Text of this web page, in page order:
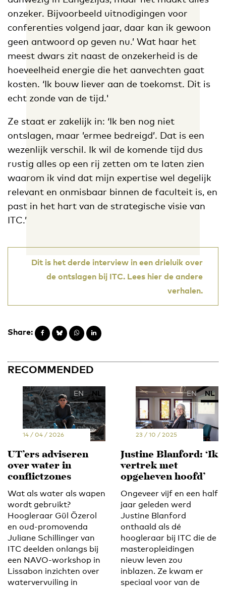
onzeker. Bijvoorbeeld uitnodigingen voor
conferenties volgend jaar, daar kan ik gewoon
geen antwoord op geven nu.’ Wat haar het
meest dwars zit naast de onzekerheid is de
hoeveelheid energie die het aanvechten gaat
kosten. ‘Ik bouw liever aan de toekomst. Dit is
echt zonde van de tijd.'
Ze staat er zakelijk in: ‘Ik ben nog niet
ontslagen, maar ’ermee bedreigd’. Dat is een
wezenlijk verschil. Ik wil de komende tijd dus
rustig alles op een rij zetten om te laten zien
waarom ik vind dat mijn expertise wel degelijk
relevant en onmisbaar binnen de faculteit is, en
past in het hart van de strategische visie van
ITC.’
Dit is het derde interview in een drieluik over
de ontslagen bij ITC. Lees hier de andere
verhalen.
Share:
RECOMMENDED
EN NL
14 / 04 / 2026
UT’ers adviseren
over water in
conflictzones
Wat als water als wapen
wordt gebruikt?
Hoogleraar Gül Özerol
en oud-promovenda
Juliane Schillinger van
ITC deelden onlangs bij
een NAVO-workshop in
Lissabon inzichten over
watervervuiling in
EN NL
23 / 10 / 2025
Justine Blanford: ‘Ik
vertrek met
opgeheven hoofd’
Ongeveer vijf en een half
jaar geleden werd
Justine Blanford
onthaald als dé
hoogleraar bij ITC die de
masteropleidingen
nieuw leven zou
inblazen. Ze kwam er
speciaal voor van de